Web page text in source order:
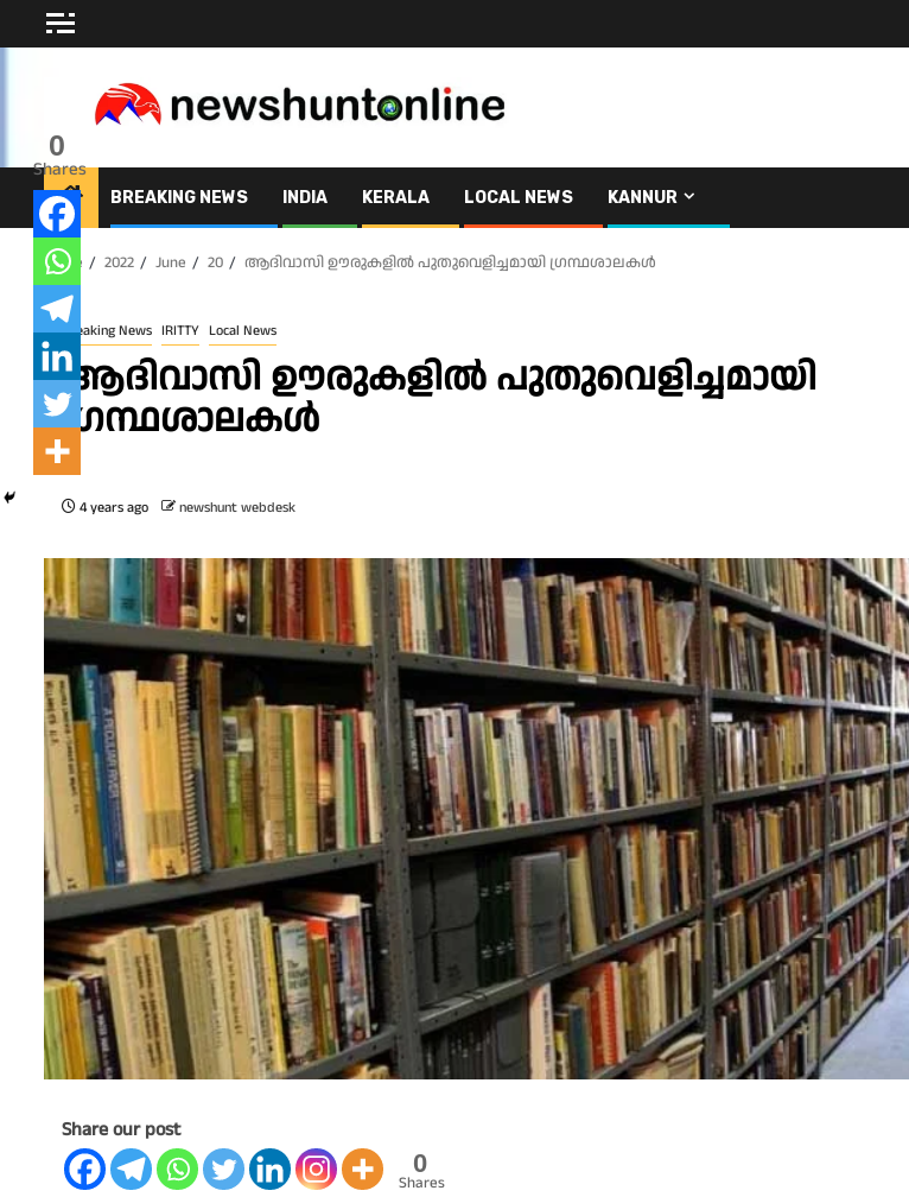
to
BREAKING NEWS INDIA KERALA LOCAL NEWS KANNUR
Home 2022 June 20 ആദിവാസി ഊരുകളിൽ പുതുവെളിച്ചമായി ഗ്രന്ഥശാലകൾ
Breaking News IRITTY Local News
ആദിവാസി ഊരുകളിൽ പുതുവെളിച്ചമായി
ഗ്രന്ഥശാലകൾ
4 years ago newshunt webdesk
Share our post
0
Shares
0
Shares